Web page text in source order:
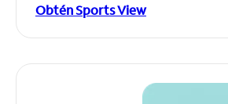
Obtén Sports View